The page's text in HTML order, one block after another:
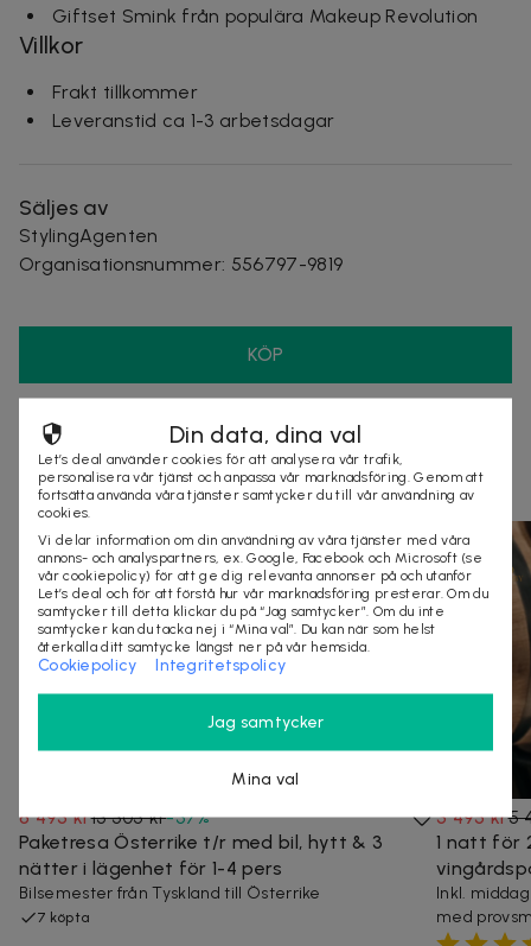
Giftset Smink från populära Makeup Revolution
Villkor
Frakt tillkommer
Leveranstid ca 1-3 arbetsdagar
Säljes av
StylingAgenten
Organisationsnummer: 556797-9819
KÖP
Andra som kollat på dealen ovan tittar även
på
8 495 kr13 505 kr-37%
Paketresa Österrike t/r med bil, hytt & 3
nätter i lägenhet för 1-4 pers
Bilsemester från Tyskland till Österrike
7 köpta
3 495 kr5
1 natt för
Inkl.
med
Din data, dina val
Let’s deal använder cookies för att analysera vår trafik,
personalisera vår tjänst och anpassa vår marknadsföring. Genom att
fortsätta använda våra tjänster samtycker du till vår användning av
cookies.
Vi delar information om din användning av våra tjänster med våra
annons- och analyspartners, ex. Google, Facebook och Microsoft (se
vår cookiepolicy) för att ge dig relevanta annonser på och utanför
Let’s deal och för att förstå hur vår marknadsföring presterar. Om du
samtycker till detta klickar du på “Jag samtycker”. Om du inte
samtycker kan du tacka nej i “Mina val”. Du kan när som helst
återkalla ditt samtycke längst ner på vår hemsida.
Cookiepolicy Integritetspolicy
Jag samtycker
Mina val